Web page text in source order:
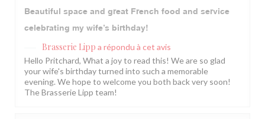
Beautiful space and great French food and service
celebrating my wife’s birthday!
Brasserie Lipp a répondu à cet avis
Hello Pritchard, What a joy to read this! We are so glad
your wife's birthday turned into such a memorable
evening. We hope to welcome you both back very soon!
The Brasserie Lipp team!